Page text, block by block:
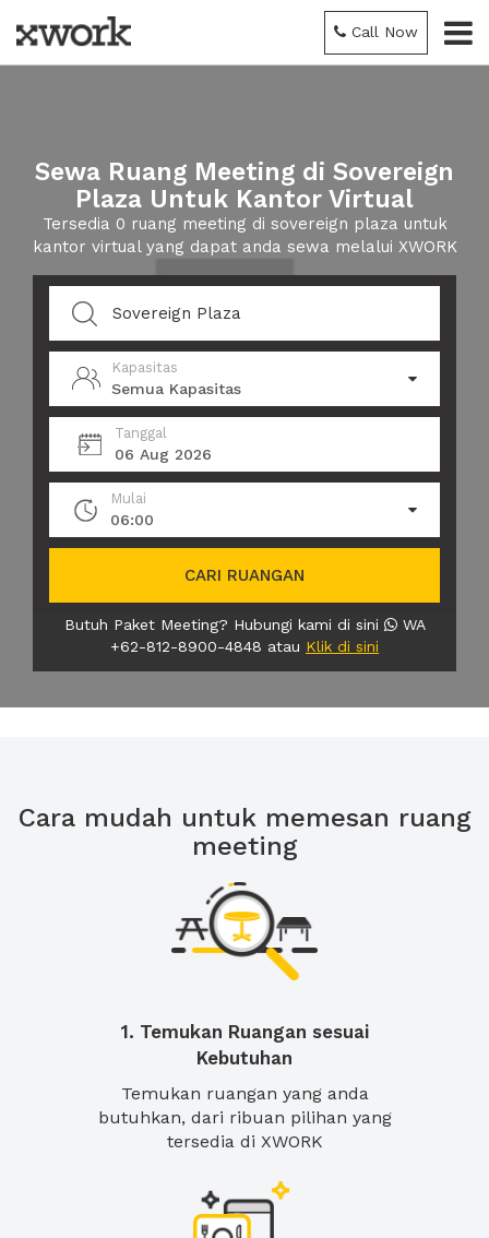
Call Now
Sewa Ruang Meeting di Sovereign
Plaza Untuk Kantor Virtual
Tersedia 0 ruang meeting di sovereign plaza untuk
kantor virtual yang dapat anda sewa melalui XWORK
Kapasitas
Semua Kapasitas
Tanggal
06 Aug 2026
Mulai
06:00
CARI RUANGAN
Butuh Paket Meeting? Hubungi kami di sini
WA
+62-812-8900-4848 atau Klik di sini
Cara mudah untuk memesan ruang
meeting
1. Temukan Ruangan sesuai
Kebutuhan
Temukan ruangan yang anda
butuhkan, dari ribuan pilihan yang
tersedia di XWORK